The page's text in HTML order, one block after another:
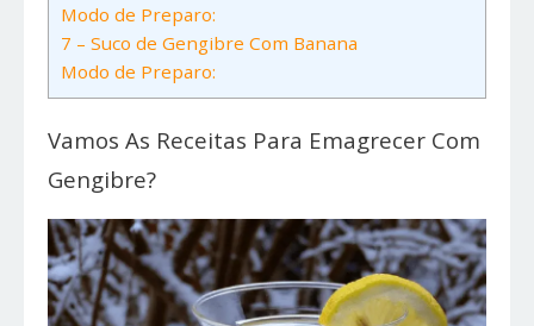
Modo de Preparo:
7 – Suco de Gengibre Com Banana
Modo de Preparo:
Vamos As Receitas Para Emagrecer Com
Gengibre?